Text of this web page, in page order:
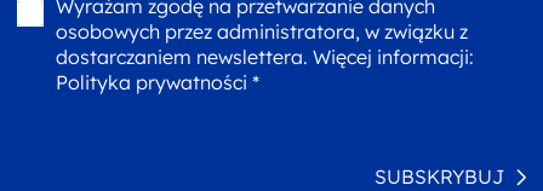
Wyrażam zgodę na przetwarzanie danych
osobowych przez administratora, w związku z
dostarczaniem newslettera. Więcej informacji:
Polityka prywatności *
SUBSKRYBUJ